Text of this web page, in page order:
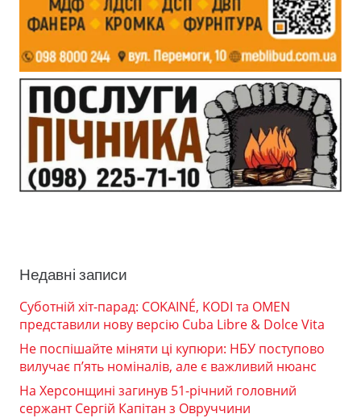
Недавні записи
Суботній хіт-парад: COKAINÉ, KODI та OMEN
представили нову версію Cuba Libre & Dolce Vita
Не поспішайте міняти ці купюри: НБУ поступово
вилучає п’ять номіналів, але є важливий нюанс
На Херсонщині загинув 51-річний головний
сержант Сергій Капітан з Овруччини